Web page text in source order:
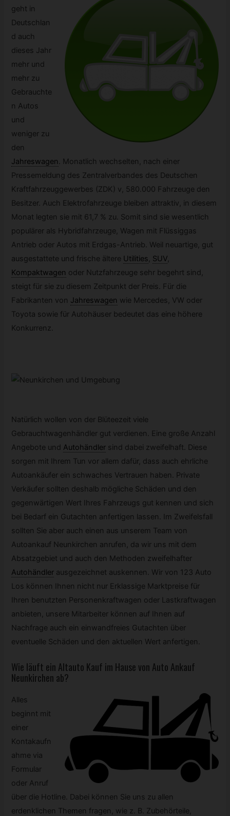
geht in
Deutschlan
d auch
dieses Jahr
mehr und
mehr zu
Gebrauchte
n Autos
und
weniger zu
den
Jahreswagen. Monatlich wechselten, nach einer
Pressemeldung des Zentralverbandes des Deutschen
Kraftfahrzeuggewerbes (ZDK) v, 580.000 Fahrzeuge den
Besitzer. Auch Elektrofahrzeuge bleiben attraktiv, in diesem
Monat legten sie mit 61,7 % zu. Somit sind sie wesentlich
populärer als Hybridfahrzeuge, Wagen mit Flüssiggas
Antrieb oder Autos mit Erdgas-Antrieb. Weil neuartige, gut
ausgestattete und frische ältere Utilities, SUV,
Kompaktwagen oder Nutzfahrzeuge sehr begehrt sind,
steigt für sie zu diesem Zeitpunkt der Preis. Für die
Fabrikanten von Jahreswagen wie Mercedes, VW oder
Toyota sowie für Autohäuser bedeutet das eine höhere
Konkurrenz.
Natürlich wollen von der Blüteezeit viele
Gebrauchtwagenhändler gut verdienen. Eine große Anzahl
Angebote und Autohändler sind dabei zweifelhaft. Diese
sorgen mit Ihrem Tun vor allem dafür, dass auch ehrliche
Autoankäufer ein schwaches Vertrauen haben. Private
Verkäufer sollten deshalb mögliche Schäden und den
gegenwärtigen Wert Ihres Fahrzeugs gut kennen und sich
bei Bedarf ein Gutachten anfertigen lassen. Im Zweifelsfall
sollten Sie aber auch einen aus unserem Team von
Autoankauf Neunkirchen anrufen, da wir uns mit dem
Absatzgebiet und auch den Methoden zweifelhafter
Autohändler ausgezeichnet auskennen. Wir von 123 Auto
Los können Ihnen nicht nur Erklassige Marktpreise für
Ihren benutzten Personenkraftwagen oder Lastkraftwagen
anbieten, unsere Mitarbeiter können auf Ihnen auf
Nachfrage auch ein einwandfreies Gutachten über
eventuelle Schäden und den aktuellen Wert anfertigen.
Wie läuft ein Altauto Kauf im Hause von Auto Ankauf
Neunkirchen ab?
Alles
beginnt mit
einer
Kontakaufn
ahme via
Formular
oder Anruf
über die Hotline. Dabei können Sie uns zu allen
erdenklichen Themen fragen, wie z. B. Zubehörteile,